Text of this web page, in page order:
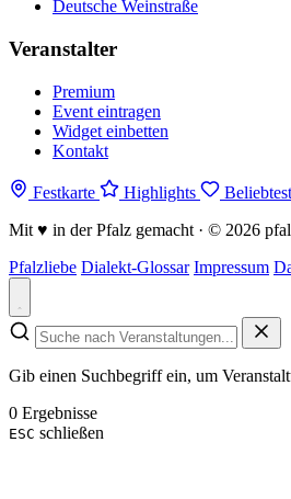
Deutsche Weinstraße
Veranstalter
Premium
Event eintragen
Widget einbetten
Kontakt
Festkarte Highlights
Mit ♥ in der Pfalz gemacht · © 2026
Pfalzliebe Dialekt-Glossar Impressum
Gib einen Suchbegriff ein, um
0 Ergebnisse
ESC schließen